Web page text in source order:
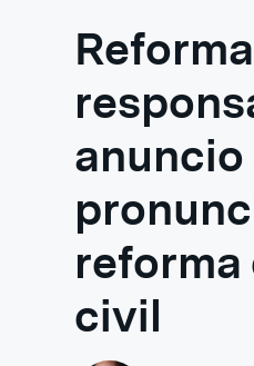
civil